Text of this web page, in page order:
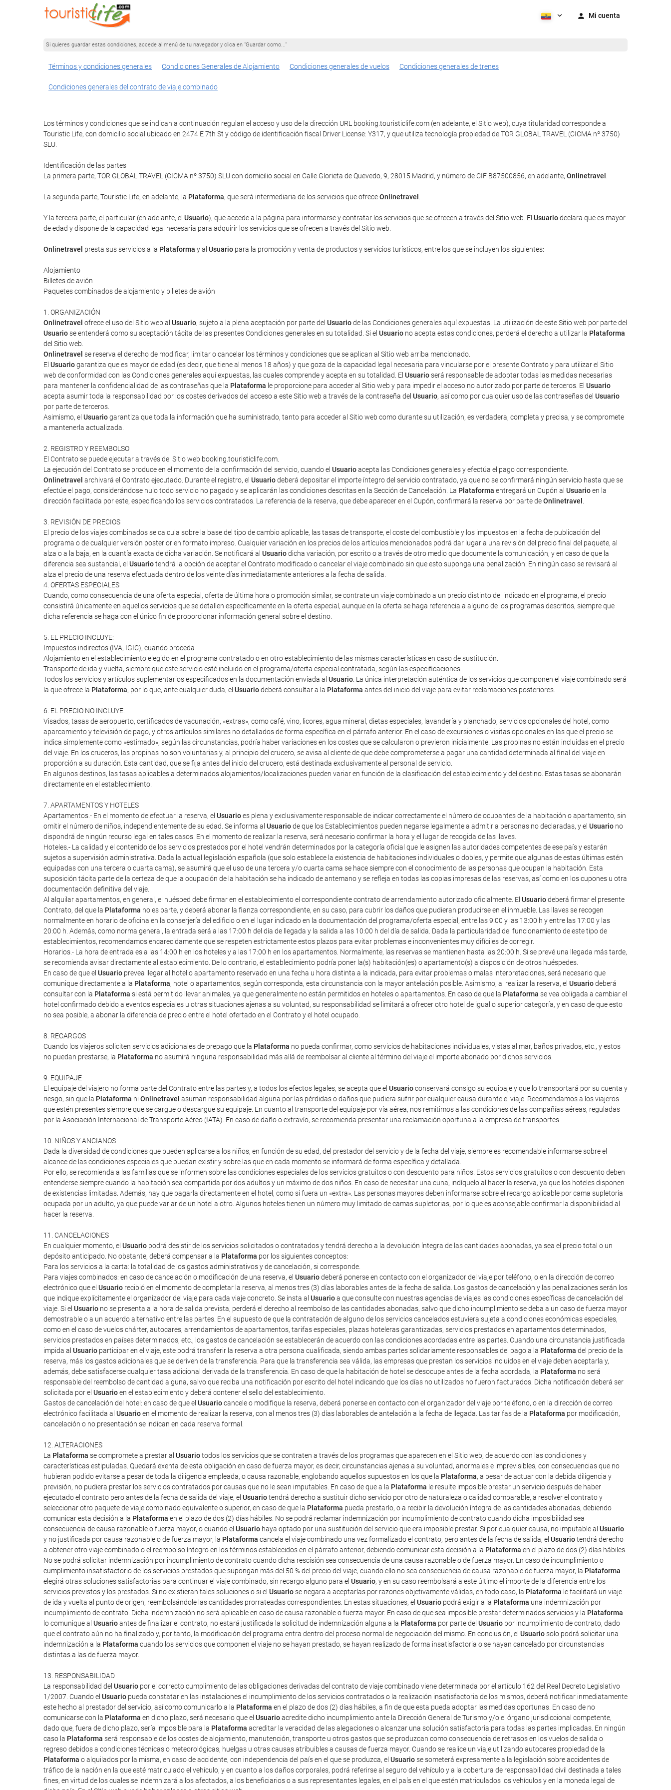
Mi cuenta
Si quieres guardar estas condiciones, accede al menú de tu navegador y clica en "Guardar como..."
Términos y condiciones generales Condiciones Generales de Alojamiento Condiciones generales de vuelos Condiciones generales de trenes
Condiciones generales del contrato de viaje combinado
Los términos y condiciones que se indican a continuación regulan el acceso y uso de la dirección URL booking.touristiclife.com (en adelante, el Sitio web), cuya titularidad corresponde a
Touristic Life, con domicilio social ubicado en 2474 E 7th St y código de identificación fiscal Driver License: Y317, y que utiliza tecnología propiedad de TOR GLOBAL TRAVEL (CICMA nº 3750)
SLU.
Identificación de las partes
La primera parte, TOR GLOBAL TRAVEL (CICMA nº 3750) SLU con domicilio social en Calle Glorieta de Quevedo, 9, 28015 Madrid, y número de CIF B87500856, en adelante, Onlinetravel
La segunda parte, Touristic Life, en adelante, la Plataforma, que será intermediaria de los servicios que ofreceOnlinetravel
Y la tercera parte, el particular (en adelante, el Usuario), que accede a la página para informarse y contratar los servicios que se ofrecen a través del Sitio web. El Usuariodeclara que es mayor
de edad y dispone de la capacidad legal necesaria para adquirir los servicios que se ofrecen a través del Sitio web.
Onlinetravel presta sus servicios a la Plataforma y al Usuario para la promoción y venta de productos y servicios turísticos, entre los que se incluyen los siguientes:
Alojamiento
Billetes de avión
Paquetes combinados de alojamiento y billetes de avión
1. ORGANIZACIÓN
Onlinetravel ofrece el uso del Sitio web al Usuario, sujeto a la plena aceptación por parte del Usuariode las Condiciones generales aquí expuestas. La utilización de este Sitio web por parte del
Usuariose entenderá como su aceptación tácita de las presentes Condiciones generales en su totalidad. Si el Usuario no acepta estas condiciones, perderá el derecho a utilizar la Plataforma
del Sitio web.
Onlinetravel se reserva el derecho de modificar, limitar o cancelar los términos y condiciones que se aplican al Sitio web arriba mencionado.
El Usuariogarantiza que es mayor de edad (es decir, que tiene al menos 18 años) y que goza de la capacidad legal necesaria para vincularse por el presente Contrato y para utilizar el Sitio
web de conformidad con las Condiciones generales aquí expuestas, las cuales comprende y acepta en su totalidad. El Usuarioserá responsable de adoptar todas las medidas necesarias
para mantener la confidencialidad de las contraseñas que la Plataforma le proporcione para acceder al Sitio web y para impedir el acceso no autorizado por parte de terceros. El Usuario
acepta asumir toda la responsabilidad por los costes derivados del acceso a este Sitio web a través de la contraseña del Usuario, así como por cualquier uso de las contraseñas del Usuario
por parte de terceros.
Asimismo, el Usuariogarantiza que toda la información que ha suministrado, tanto para acceder al Sitio web como durante su utilización, es verdadera, completa y precisa, y se compromete
a mantenerla actualizada.
2. REGISTRO Y REEMBOLSO
El Contrato se puede ejecutar a través del Sitio web booking.touristiclife.com.
La ejecución del Contrato se produce en el momento de la confirmación del servicio, cuando el Usuarioacepta las Condiciones generales y efectúa el pago correspondiente.
Onlinetravel archivará el Contrato ejecutado. Durante el registro, el Usuariodeberá depositar el importe íntegro del servicio contratado, ya que no se confirmará ningún servicio hasta que se
efectúe el pago, considerándose nulo todo servicio no pagado y se aplicarán las condiciones descritas en la Sección de Cancelación. La Plataforma entregará un Cupón al Usuarioen la
dirección facilitada por este, especificando los servicios contratados. La referencia de la reserva, que debe aparecer en el Cupón, confirmará la reserva por parte deOnlinetravel
3. REVISIÓN DE PRECIOS
El precio de los viajes combinados se calcula sobre la base del tipo de cambio aplicable, las tasas de transporte, el coste del combustible y los impuestos en la fecha de publicación del
programa o de cualquier versión posterior en formato impreso. Cualquier variación en los precios de los artículos mencionados podrá dar lugar a una revisión del precio final del paquete, al
alza o a la baja, en la cuantía exacta de dicha variación. Se notificará al Usuariodicha variación, por escrito o a través de otro medio que documente la comunicación, y en caso de que la
diferencia sea sustancial, el Usuariotendrá la opción de aceptar el Contrato modificado o cancelar el viaje combinado sin que esto suponga una penalización. En ningún caso se revisará al
alza el precio de una reserva efectuada dentro de los veinte días inmediatamente anteriores a la fecha de salida.
4. OFERTAS ESPECIALES
Cuando, como consecuencia de una oferta especial, oferta de última hora o promoción similar, se contrate un viaje combinado a un precio distinto del indicado en el programa, el precio
consistirá únicamente en aquellos servicios que se detallen específicamente en la oferta especial, aunque en la oferta se haga referencia a alguno de los programas descritos, siempre que
dicha referencia se haga con el único fin de proporcionar información general sobre el destino.
5. EL PRECIO INCLUYE:
Impuestos indirectos (IVA, IGIC), cuando proceda
Alojamiento en el establecimiento elegido en el programa contratado o en otro establecimiento de las mismas características en caso de sustitución.
Transporte de ida y vuelta, siempre que este servicio esté incluido en el programa/oferta especial contratada, según las especificaciones
Todos los servicios y artículos suplementarios especificados en la documentación enviada al Usuario . La única interpretación auténtica de los servicios que componen el viaje combinado será
la que ofrece la Plataforma, por lo que, ante cualquier duda, el Usuariodeberá consultar a la Plataforma antes del inicio del viaje para evitar reclamaciones posteriores.
6. EL PRECIO NO INCLUYE:
Visados, tasas de aeropuerto, certificados de vacunación, «extras», como café, vino, licores, agua mineral, dietas especiales, lavandería y planchado, servicios opcionales del hotel, como
aparcamiento y televisión de pago, y otros artículos similares no detallados de forma específica en el párrafo anterior. En el caso de excursiones o visitas opcionales en las que el precio se
indica simplemente como «estimado», según las circunstancias, podría haber variaciones en los costes que se calcularon o previeron inicialmente. Las propinas no están incluidas en el precio
del viaje. En los cruceros, las propinas no son voluntarias y, al principio del crucero, se avisa al cliente de que debe comprometerse a pagar una cantidad determinada al final del viaje en
proporción a su duración. Esta cantidad, que se fija antes del inicio del crucero, está destinada exclusivamente al personal de servicio.
En algunos destinos, las tasas aplicables a determinados alojamientos/localizaciones pueden variar en función de la clasificación del establecimiento y del destino. Estas tasas se abonarán
directamente en el establecimiento.
7. APARTAMENTOS Y HOTELES
Apartamentos.- En el momento de efectuar la reserva, el Usuarioes plena y exclusivamente responsable de indicar correctamente el número de ocupantes de la habitación o apartamento, sin
omitir el número de niños, independientemente de su edad. Se informa al Usuariode que los Establecimientos pueden negarse legalmente a admitir a personas no declaradas, y el Usuario no
dispondrá de ningún recurso legal en tales casos. En el momento de realizar la reserva, será necesario confirmar la hora y el lugar de recogida de las llaves.
Hoteles.- La calidad y el contenido de los servicios prestados por el hotel vendrán determinados por la categoría oficial que le asignen las autoridades competentes de ese país y estarán
sujetos a supervisión administrativa. Dada la actual legislación española (que solo establece la existencia de habitaciones individuales o dobles, y permite que algunas de estas últimas estén
equipadas con una tercera o cuarta cama), se asumirá que el uso de una tercera y/o cuarta cama se hace siempre con el conocimiento de las personas que ocupan la habitación. Esta
suposición tácita parte de la certeza de que la ocupación de la habitación se ha indicado de antemano y se refleja en todas las copias impresas de las reservas, así como en los cupones u otra
documentación definitiva del viaje.
Al alquilar apartamentos, en general, el huésped debe firmar en el establecimiento el correspondiente contrato de arrendamiento autorizado oficialmente. El Usuariodeberá firmar el presente
Contrato, del que la Plataforma no es parte, y deberá abonar la fianza correspondiente, en su caso, para cubrir los daños que pudieran producirse en el inmueble. Las llaves se recogen
normalmente en horario de oficina en la conserjería del edificio o en el lugar indicado en la documentación del programa/oferta especial, entre las 9:00 y las 13:00 h y entre las 17:00 y las
20:00 h. Además, como norma general, la entrada será a las 17:00 h del día de llegada y la salida a las 10:00 h del día de salida. Dada la particularidad del funcionamiento de este tipo de
establecimientos, recomendamos encarecidamente que se respeten estrictamente estos plazos para evitar problemas e inconvenientes muy difíciles de corregir.
Horarios.- La hora de entrada es a las 14:00 h en los hoteles y a las 17:00 h en los apartamentos. Normalmente, las reservas se mantienen hasta las 20:00 h. Si se prevé una llegada más tarde,
se recomienda avisar directamente al establecimiento. De lo contrario, el establecimiento podría poner la(s) habitación(es) o apartamento(s) a disposición de otros huéspedes.
En caso de que el Usuario prevea llegar al hotel o apartamento reservado en una fecha u hora distinta a la indicada, para evitar problemas o malas interpretaciones, será necesario que
comunique directamente a la Plataforma, hotel o apartamentos, según corresponda, esta circunstancia con la mayor antelación posible. Asimismo, al realizar la reserva, el Usuariodeberá
consultar con la Plataforma si está permitido llevar animales, ya que generalmente no están permitidos en hoteles o apartamentos. En caso de que la Plataforma se vea obligada a cambiar el
hotel confirmado debido a eventos especiales u otras situaciones ajenas a su voluntad, su responsabilidad se limitará a ofrecer otro hotel de igual o superior categoría, y en caso de que esto
no sea posible, a abonar la diferencia de precio entre el hotel ofertado en el Contrato y el hotel ocupado.
8. RECARGOS
Cuando los viajeros soliciten servicios adicionales de prepago que la Plataforma no pueda confirmar, como servicios de habitaciones individuales, vistas al mar, baños privados, etc., y estos
no puedan prestarse, la Plataforma no asumirá ninguna responsabilidad más allá de reembolsar al cliente al término del viaje el importe abonado por dichos servicios.
9. EQUIPAJE
El equipaje del viajero no forma parte del Contrato entre las partes y, a todos los efectos legales, se acepta que el Usuarioconservará consigo su equipaje y que lo transportará por su cuenta y
riesgo, sin que la Plataforma ni Onlinetravel asuman responsabilidad alguna por las pérdidas o daños que pudiera sufrir por cualquier causa durante el viaje. Recomendamos a los viajeros
que estén presentes siempre que se cargue o descargue su equipaje. En cuanto al transporte del equipaje por vía aérea, nos remitimos a las condiciones de las compañías aéreas, reguladas
por la Asociación Internacional de Transporte Aéreo (IATA). En caso de daño o extravío, se recomienda presentar una reclamación oportuna a la empresa de transportes.
10. NIÑOS Y ANCIANOS
Dada la diversidad de condiciones que pueden aplicarse a los niños, en función de su edad, del prestador del servicio y de la fecha del viaje, siempre es recomendable informarse sobre el
alcance de las condiciones especiales que puedan existir y sobre las que en cada momento se informará de forma específica y detallada.
Por ello, se recomienda a las familias que se informen sobre las condiciones especiales de los servicios gratuitos o con descuento para niños. Estos servicios gratuitos o con descuento deben
entenderse siempre cuando la habitación sea compartida por dos adultos y un máximo de dos niños. En caso de necesitar una cuna, indíquelo al hacer la reserva, ya que los hoteles disponen
de existencias limitadas. Además, hay que pagarla directamente en el hotel, como si fuera un «extra». Las personas mayores deben informarse sobre el recargo aplicable por cama supletoria
ocupada por un adulto, ya que puede variar de un hotel a otro. Algunos hoteles tienen un número muy limitado de camas supletorias, por lo que es aconsejable confirmar la disponibilidad al
hacer la reserva.
11. CANCELACIONES
En cualquier momento, el Usuario podrá desistir de los servicios solicitados o contratados y tendrá derecho a la devolución íntegra de las cantidades abonadas, ya sea el precio total o un
depósito anticipado. No obstante, deberá compensar a la Plataforma por los siguientes conceptos:
Para los servicios a la carta: la totalidad de los gastos administrativos y de cancelación, si corresponde.
Para viajes combinados: en caso de cancelación o modificación de una reserva, el Usuariodeberá ponerse en contacto con el organizador del viaje por teléfono, o en la dirección de correo
electrónico que el Usuario recibió en el momento de completar la reserva, al menos tres (3) días laborables antes de la fecha de salida. Los gastos de cancelación y las penalizaciones serán los
que indique explícitamente el organizador del viaje para cada viaje concreto. Se insta al Usuarioa que consulte con nuestras agencias de viajes las condiciones específicas de cancelación del
viaje. Si el Usuario no se presenta a la hora de salida prevista, perderá el derecho al reembolso de las cantidades abonadas, salvo que dicho incumplimiento se deba a un caso de fuerza mayor
demostrable o a un acuerdo alternativo entre las partes. En el supuesto de que la contratación de alguno de los servicios cancelados estuviera sujeta a condiciones económicas especiales,
como en el caso de vuelos chárter, autocares, arrendamientos de apartamentos, tarifas especiales, plazas hoteleras garantizadas, servicios prestados en apartamentos determinados,
servicios prestados en países determinados, etc., los gastos de cancelación se establecerán de acuerdo con las condiciones acordadas entre las partes. Cuando una circunstancia justificada
impida al Usuario participar en el viaje, este podrá transferir la reserva a otra persona cualificada, siendo ambas partes solidariamente responsables del pago a la Plataforma del precio de la
reserva, más los gastos adicionales que se deriven de la transferencia. Para que la transferencia sea válida, las empresas que prestan los servicios incluidos en el viaje deben aceptarla y,
además, debe satisfacerse cualquier tasa adicional derivada de la transferencia. En caso de que la habitación de hotel se desocupe antes de la fecha acordada, la Plataforma no será
responsable del reembolso de cantidad alguna, salvo que reciba una notificación por escrito del hotel indicando que los días no utilizados no fueron facturados. Dicha notificación deberá ser
solicitada por el Usuarioen el establecimiento y deberá contener el sello del establecimiento.
Gastos de cancelación del hotel: en caso de que el Usuariocancele o modifique la reserva, deberá ponerse en contacto con el organizador del viaje por teléfono, o en la dirección de correo
electrónico facilitada al Usuarioen el momento de realizar la reserva, con al menos tres (3) días laborables de antelación a la fecha de llegada. Las tarifas de la Plataforma por modificación,
cancelación o no presentación se indican en cada reserva formal.
12. ALTERACIONES
La Plataforma se compromete a prestar al Usuariotodos los servicios que se contraten a través de los programas que aparecen en el Sitio web, de acuerdo con las condiciones y
características estipuladas. Quedará exenta de esta obligación en caso de fuerza mayor, es decir, circunstancias ajenas a su voluntad, anormales e imprevisibles, con consecuencias que no
hubieran podido evitarse a pesar de toda la diligencia empleada, o causa razonable, englobando aquellos supuestos en los que la Plataforma, a pesar de actuar con la debida diligencia y
previsión, no pudiera prestar los servicios contratados por causas que no le sean imputables. En caso de que a la Plataforma le resulte imposible prestar un servicio después de haber
ejecutado el contrato pero antes de la fecha de salida del viaje, el Usuariotendrá derecho a sustituir dicho servicio por otro de naturaleza o calidad comparable, a resolver el contrato y
seleccionar otro paquete de viaje combinado equivalente o superior, en caso de que la Plataforma pueda prestarlo, o a recibir la devolución íntegra de las cantidades abonadas, debiendo
comunicar esta decisión a la Plataforma en el plazo de dos (2) días hábiles. No se podrá reclamar indemnización por incumplimiento de contrato cuando dicha imposibilidad sea
consecuencia de causa razonable o fuerza mayor, o cuando el Usuario haya optado por una sustitución del servicio que era imposible prestar. Si por cualquier causa, no imputable al Usuario
y no justificada por causa razonable o de fuerza mayor, la Plataforma cancela el viaje combinado una vez formalizado el contrato, pero antes de la fecha de salida, el Usuariotendrá derecho
a obtener otro viaje combinado o el reembolso íntegro en los términos establecidos en el párrafo anterior, debiendo comunicar esta decisión a la Plataforma en el plazo de dos (2) días hábiles.
No se podrá solicitar indemnización por incumplimiento de contrato cuando dicha rescisión sea consecuencia de una causa razonable o de fuerza mayor. En caso de incumplimiento o
cumplimiento insatisfactorio de los servicios prestados que supongan más del 50 % del precio del viaje, cuando ello no sea consecuencia de causa razonable de fuerza mayor, la Plataforma
elegirá otras soluciones satisfactorias para continuar el viaje combinado, sin recargo alguno para el Usuario, y en su caso reembolsará a este último el importe de la diferencia entre los
servicios previstos y los prestados. Si no existieran tales soluciones o si el Usuariose negara a aceptarlas por razones objetivamente válidas, en todo caso, la Plataforma le facilitará un viaje
de ida y vuelta al punto de origen, reembolsándole las cantidades prorrateadas correspondientes. En estas situaciones, el Usuario podrá exigir a la Plataforma una indemnización por
incumplimiento de contrato. Dicha indemnización no será aplicable en caso de causa razonable o fuerza mayor. En caso de que sea imposible prestar determinados servicios y la Plataforma
lo comunique al Usuarioantes de finalizar el contrato, no estará justificada la solicitud de indemnización alguna a la Plataforma por parte del Usuario por incumplimiento de contrato, dado
que el contrato aún no ha finalizado y, por tanto, la modificación del programa entra dentro del proceso normal de negociación del mismo. En conclusión, el Usuariosolo podrá solicitar una
indemnización a la Plataforma cuando los servicios que componen el viaje no se hayan prestado, se hayan realizado de forma insatisfactoria o se hayan cancelado por circunstancias
distintas a las de fuerza mayor.
13. RESPONSABILIDAD
La responsabilidad del Usuario por el correcto cumplimiento de las obligaciones derivadas del contrato de viaje combinado viene determinada por el artículo 162 del Real Decreto Legislativo
1/2007. Cuando el Usuario pueda constatar en las instalaciones el incumplimiento de los servicios contratados o la realización insatisfactoria de los mismos, deberá notificar inmediatamente
este hecho al prestador del servicio, así como comunicarlo a la Plataforma en el plazo de dos (2) días hábiles, a fin de que esta pueda adoptar las medidas oportunas. En caso de no
comunicarse con la Plataforma en dicho plazo, será necesario que el Usuarioacredite dicho incumplimiento ante la Dirección General de Turismo y/o el órgano jurisdiccional competente,
dado que, fuera de dicho plazo, sería imposible para la Plataforma acreditar la veracidad de las alegaciones o alcanzar una solución satisfactoria para todas las partes implicadas. En ningún
caso la Plataforma será responsable de los costes de alojamiento, manutención, transporte u otros gastos que se produzcan como consecuencia de retrasos en los vuelos de salida o
regreso debidos a condiciones técnicas o meteorológicas, huelgas u otras causas atribuibles a causas de fuerza mayor. Cuando se realice un viaje utilizando autocares propiedad de la
Plataforma o alquilados por la misma, en caso de accidente, con independencia del país en el que se produzca, el Usuariose someterá expresamente a la legislación sobre accidentes de
tráfico de la nación en la que esté matriculado el vehículo, y en cuanto a los daños corporales, podrá referirse al seguro del vehículo y a la cobertura de responsabilidad civil destinada a tales
fines, en virtud de los cuales se indemnizará a los afectados, a los beneficiarios o a sus representantes legales, en el país en el que estén matriculados los vehículos y en la moneda legal de